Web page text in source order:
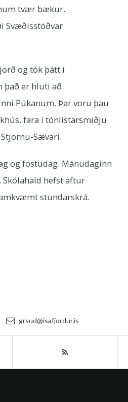
tvær bækur.
Svæðisstöðvar
og tók þátt í
það er hluti að
Púkanum. Þar voru þau
fara í tónlistarsmiðju
Sævari.
og föstudag. Mánudaginn
Skólahald hefst aftur
stundarskrá.
grsud@isafjordur.is